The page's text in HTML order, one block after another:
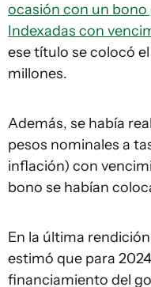
ocasión con un bono
Indexadas con
ese título se colocó
millones.
Además, se había
pesos nominales a
inflación) con
bono se habían
En la última
estimó que para
financiamiento del